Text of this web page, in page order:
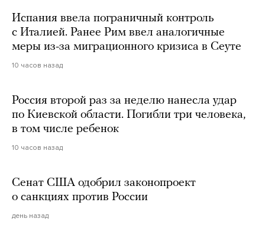
Испания ввела пограничный контроль
с Италией. Ранее Рим ввел аналогичные
меры из-за миграционного кризиса в Сеуте
10 часов назад
Россия второй раз за неделю нанесла удар
по Киевской области. Погибли три человека,
в том числе ребенок
10 часов назад
Сенат США одобрил законопроект
о санкциях против России
день назад